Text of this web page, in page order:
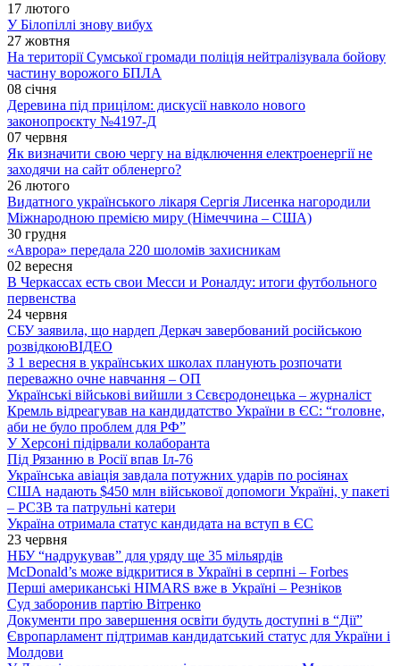
17 лютого
У Білопіллі знову вибух
27 жовтня
На території Сумської громади поліція нейтралізувала бойову
частину ворожого БПЛА
08 січня
Деревина під прицілом: дискусії навколо нового
законопроєкту №4197-Д
07 червня
Як визначити свою чергу на відключення електроенергії не
заходячи на сайт обленерго?
26 лютого
Видатного українського лікаря Сергія Лисенка нагородили
Міжнародною премією миру (Німеччина – США)
30 грудня
«Аврора» передала 220 шоломів захисникам
02 вересня
В Черкассах есть свои Месси и Роналду: итоги футбольного
первенства
24 червня
СБУ заявила, що нардеп Деркач завербований російською
розвідкоюВІДЕО
З 1 вересня в українських школах планують розпочати
переважно очне навчання – ОП
Українські військові вийшли з Сєвєродонецька – журналіст
Кремль відреагував на кандидатство України в ЄС: “головне,
аби не було проблем для РФ”
У Херсоні підірвали колаборанта
Під Рязанню в Росії впав Іл-76
Українська авіація завдала потужних ударів по росіянах
США надають $450 млн військової допомоги Україні, у пакеті
– РСЗВ та патрульні катери
Україна отримала статус кандидата на вступ в ЄС
23 червня
НБУ “надрукував” для уряду ще 35 мільярдів
McDonald’s може відкритися в Україні в серпні – Forbes
Перші американські HIMARS вже в Україні – Резніков
Суд заборонив партію Вітренко
Документи про завершення освіти будуть доступні в “Дії”
Європарламент підтримав кандидатський статус для України і
Молдови